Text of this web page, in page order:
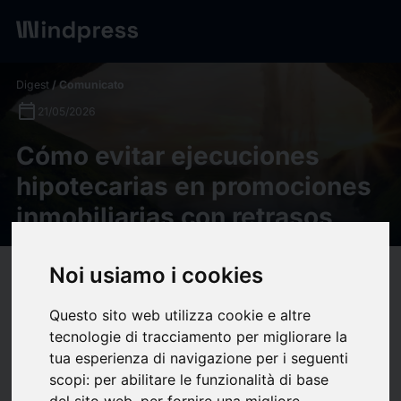
Noi usiamo i cookies
Questo sito web utilizza cookie e altre
tecnologie di tracciamento per migliorare la
tua esperienza di navigazione per i seguenti
scopi: per abilitare le funzionalità di base
Digest/ Comunicato
calendar_today 21/05/2026
Cómo evitar ejecuciones
hipotecarias en promociones
inmobiliarias con retrasos
Compatibilità help
(0)bookmark_borderupload Condividi
Cómo evitar